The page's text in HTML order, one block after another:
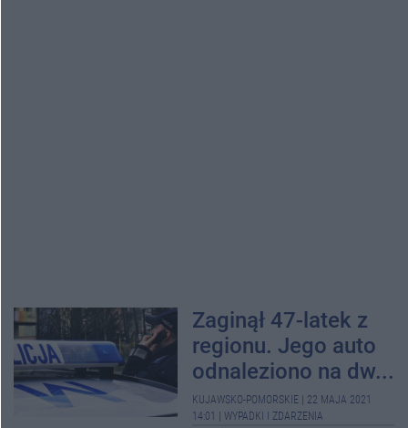
Zaginął 47-latek z
regionu. Jego auto
odnaleziono na dw...
KUJAWSKO-POMORSKIE
22 MAJA 2021
14:01
WYPADKI I ZDARZENIA